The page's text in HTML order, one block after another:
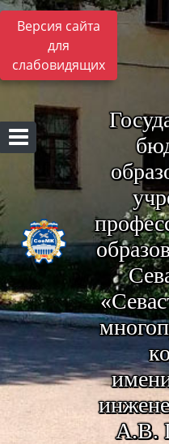
Версия сайта
для
слабовидящих
А.В.